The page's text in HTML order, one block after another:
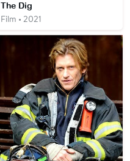
The Dig
Film • 2021